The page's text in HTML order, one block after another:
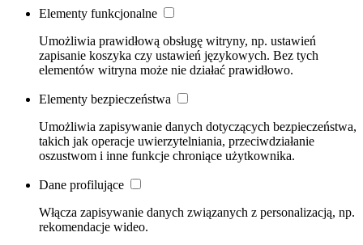
Elementy funkcjonalne
Umożliwia prawidłową obsługę witryny, np. ustawień
zapisanie koszyka czy ustawień językowych. Bez tych
elementów witryna może nie działać prawidłowo.
Elementy bezpieczeństwa
Umożliwia zapisywanie danych dotyczących bezpieczeństwa,
takich jak operacje uwierzytelniania, przeciwdziałanie
oszustwom i inne funkcje chroniące użytkownika.
Dane profilujące
Włącza zapisywanie danych związanych z personalizacją, np.
rekomendacje wideo.